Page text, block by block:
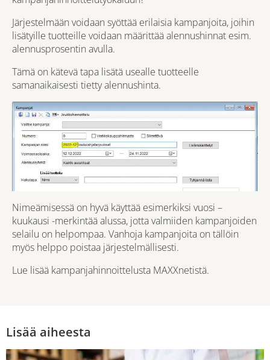
Järjestelmään voidaan syöttää erilaisia kampanjoita, joihin
lisätyille tuotteille voidaan määrittää alennushinnat esim.
alennusprosentin avulla.
Tämä on kätevä tapa lisätä usealle tuotteelle
samanaikaisesti tietty alennushinta.
Nimeämisessä on hyvä käyttää esimerkiksi vuosi –
kuukausi -merkintää alussa, jotta valmiiden kampanjoiden
selailu on helpompaa. Vanhoja kampanjoita on tällöin
myös helppo poistaa järjestelmällisesti.
Lue lisää kampanjahinnoittelusta MAXXnetistä.
Lisää aiheesta